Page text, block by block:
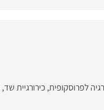
לפרוסקופית, כירורגיית שד,